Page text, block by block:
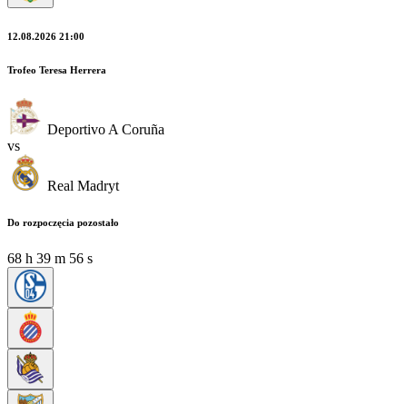
12.08.2026 21:00
Trofeo Teresa Herrera
Deportivo A Coruña
vs
Real Madryt
Do rozpoczęcia pozostało
68 h 39 m 56 s